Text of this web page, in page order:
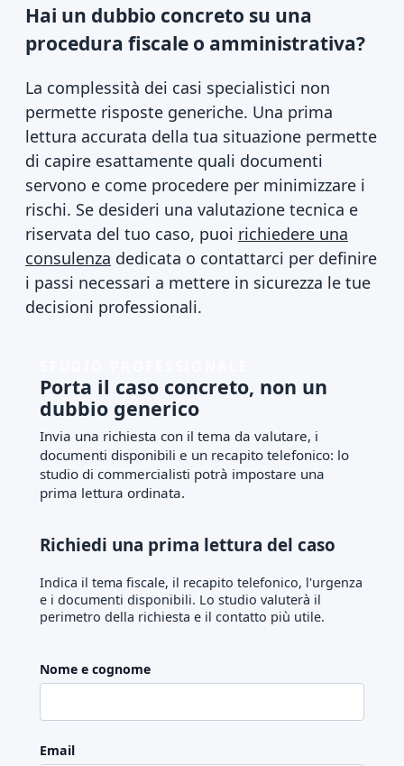
Hai un dubbio concreto su una
procedura fiscale o amministrativa?
La complessità dei casi specialistici non
permette risposte generiche. Una prima
lettura accurata della tua situazione permette
di capire esattamente quali documenti
servono e come procedere per minimizzare i
rischi. Se desideri una valutazione tecnica e
riservata del tuo caso, puoi richiedere una
consulenza dedicata o contattarci per definire
i passi necessari a mettere in sicurezza le tue
decisioni professionali.
Porta il caso concreto, non un
dubbio generico
Invia una richiesta con il tema da valutare, i
documenti disponibili e un recapito telefonico: lo
studio di commercialisti potrà impostare una
prima lettura ordinata.
Richiedi una prima lettura del caso
Indica il tema fiscale, il recapito telefonico, l'urgenza
e i documenti disponibili. Lo studio valuterà il
perimetro della richiesta e il contatto più utile.
Nome e cognome
Email